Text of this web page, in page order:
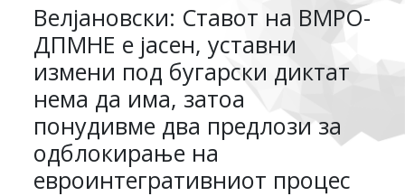
Велјановски: Ставот на ВМРО-
ДПМНЕ е јасен, уставни
измени под бугарски диктат
нема да има, затоа
понудивме два предлози за
одблокирање на
евроинтегративниот процес